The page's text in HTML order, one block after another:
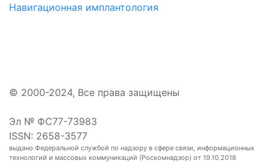
Навигационная имплантология
© 2000-2024, Все права защищены
Эл № ФС77-73983
ISSN: 2658-3577
выдано Федеральной службой по надзору в сфере связи, информационных
технологий и массовых коммуникаций (Роскомнадзор) от 19.10.2018